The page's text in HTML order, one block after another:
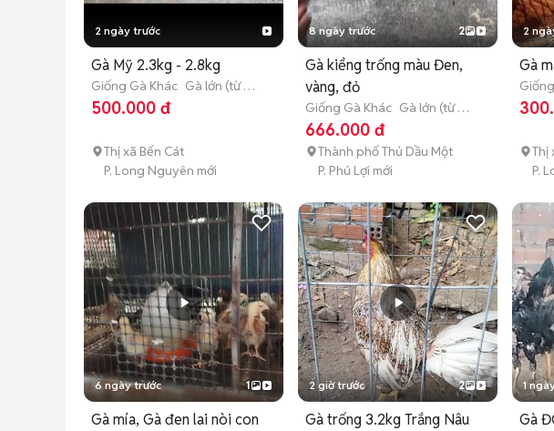
2 ngày trước
Gà Mỹ 2.3kg - 2.8kg
Giống Gà Khác Gà lớn (từ 3
tháng tuổi)
500.000 đ
Thị xã Bến Cát
P. Long Nguyên mới
8 ngày trước 2
Gà kiểng trống màu Đen,
vàng, đỏ
Giống Gà Khác Gà lớn (từ 3
tháng tuổi)
666.000 đ
Thành phố Thủ Dầu Một
P. Phú Lợi mới
2
Gà
Thị
P.
6 ngày trước 1
Gà mía, Gà đen lai nòi con
2 giờ trước 2
Gà trống 3.2kg Trắng Nâu
1
Gà